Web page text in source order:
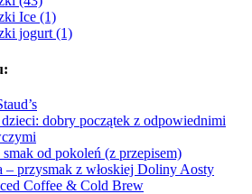
Ice (1)
jogurt (1)
dobry początek z odpowiednimi
od pokoleń (z przepisem)
– przysmak z włoskiej Doliny Aosty
Coffee & Cold Brew